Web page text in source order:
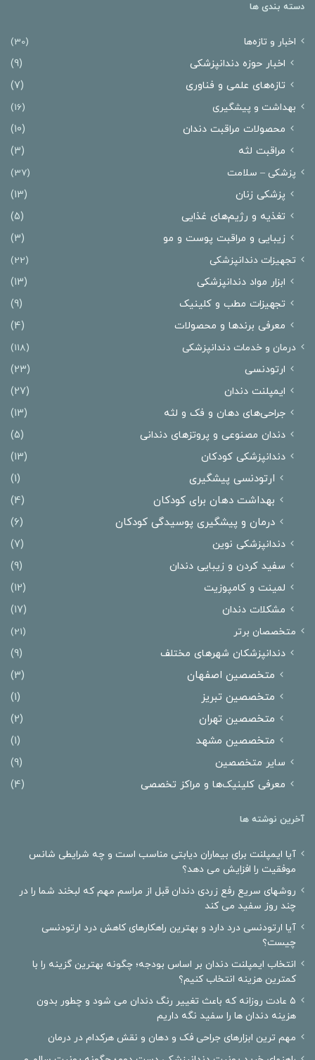
دسته بندی ها
اخبار و تازه‌ها (30)
اخبار حوزه دندانپزشکی
(9)
تازه‌های علمی و فناوری
(7)
بهداشت و پیشگیری (16)
محصولات مراقبت دندان
(10)
مراقبت لثه
(3)
پزشکی – سلامت (37)
پزشکی زنان
(13)
تغذیه و رژیم‌های غذایی
(5)
زیبایی و مراقبت پوست و مو
(3)
تجهیزات دندانپزشکی (22)
ابزار مواد دندانپزشکی
(13)
تجهیزات مطب و کلینیک
(9)
معرفی برندها و محصولات
(4)
درمان‌ و خدمات دندانپزشکی (118)
ارتودنسی
(23)
ایمپلنت دندان
(27)
جراحی‌های دهان و فک و لثه
(13)
دندان مصنوعی و پروتزهای دندانی
(5)
دندانپزشکی کودکان
(13)
ارتودنسی پیشگیری
(1)
بهداشت دهان برای کودکان
(4)
درمان و پیشگیری پوسیدگی کودکان
(6)
دندانپزشکی نوین
(7)
سفید کردن و زیبایی دندان
(9)
لمینت و کامپوزیت
(12)
مشکلات دندان
(17)
متخصصان برتر (21)
دندانپزشکان شهرهای مختلف
(9)
متخصصین اصفهان
(3)
متخصصین تبریز
(1)
متخصصین تهران
(2)
متخصصین مشهد
(1)
سایر متخصصین
(9)
معرفی کلینیک‌ها و مراکز تخصصی
(4)
آخرین نوشته ها
آیا ایمپلنت برای بیماران دیابتی مناسب است و چه شرایطی شانس
موفقیت را افزایش می دهد؟
روشهای سریع رفع زردی دندان قبل از مراسم مهم که لبخند شما را در
چند روز سفید می کند
آیا ارتودنسی درد دارد و بهترین راهکارهای کاهش درد ارتودنسی
چیست؟
انتخاب ایمپلنت دندان بر اساس بودجه؛ چگونه بهترین گزینه را با
کمترین هزینه انتخاب کنیم؟
۵ عادت روزانه که باعث تغییر رنگ دندان می شود و چطور بدون
هزینه دندان ها را سفید نگه داریم
مهم ترین ابزارهای جراحی فک و دهان و نقش هرکدام در درمان